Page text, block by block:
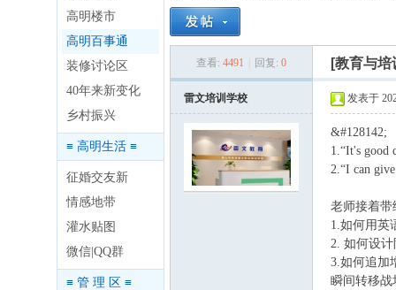
高明楼市
高明百事通
装修讨论区
40年来新变化
乡村振兴
≡ 高明生活 ≡
征婚交友新
情感地带
灌水贴图
微信|QQ群
≡ 管 理 区 ≡
› ›
查看: 4491 回复: 0 [教育与
雷文培训学校 发表于
&#128142;
1.“It's good
2.“I can
老师接着带
1.如何用英
2. 如何设
3.如何追加
瞬间转移战